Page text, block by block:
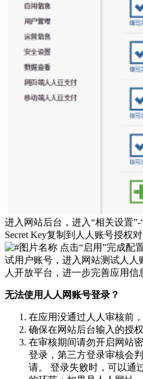
进入网站后台，进入“相关设置
Secret Key复制到人人账号授权
点击“启用”完成配
试用户账号，进入网站测试人人
人开放平台，进一步完善应用信
无法使用人人网账号登录？
在应用没通过人人审核前
确保在网站后台输入的授
在审核期间请勿开启网站
登录，第三方登录审核会
请。 登录失败时，可以通